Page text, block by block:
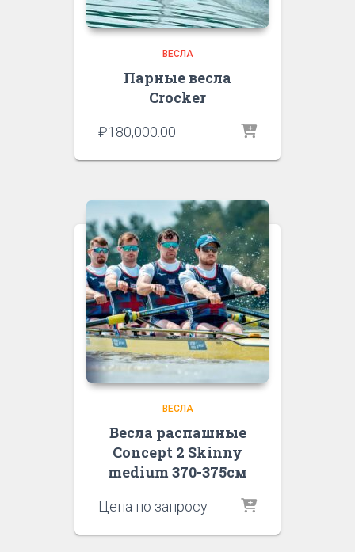
ВЕСЛА
Парные весла
Crocker
₽180,000.00
ВЕСЛА
Весла распашные
Concept 2 Skinny
medium 370-375см
Цена по запросу